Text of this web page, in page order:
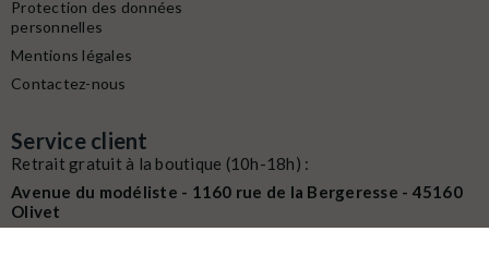
Protection des données
personnelles
Mentions légales
Contactez-nous
Service client
Retrait gratuit à la boutique (10h-18h) :
Avenue du modéliste - 1160 rue de la Bergeresse - 45160
Olivet